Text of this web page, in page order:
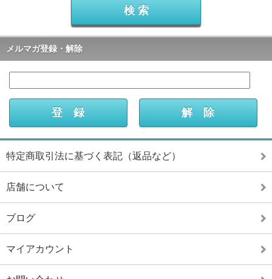
メルマガ登録・解除
特定商取引法に基づく表記（返品など）
店舗について
ブログ
マイアカウント